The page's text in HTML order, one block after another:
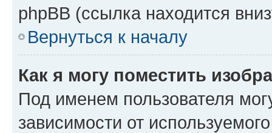
phpBB (ссылка находится
Вернуться к началу
Как я могу поместить
Под именем пользователя
зависимости от